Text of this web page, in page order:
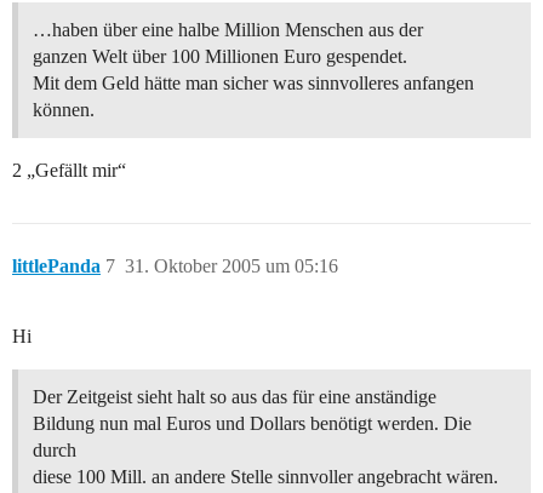
…haben über eine halbe Million Menschen aus der
ganzen Welt über 100 Millionen Euro gespendet.
Mit dem Geld hätte man sicher was sinnvolleres anfangen
können.
2 „Gefällt mir“
littlePanda 31. Oktober 2005 um 05:16
7
Hi
Der Zeitgeist sieht halt so aus das für eine anständige
Bildung nun mal Euros und Dollars benötigt werden. Die
durch
diese 100 Mill. an andere Stelle sinnvoller angebracht wären.